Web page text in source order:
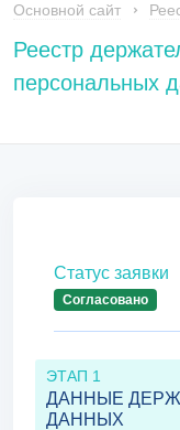
Основной сайт
Реестр
персональных
Статус заявки
Согласовано
ЭТАП 1
ДАННЫЕ
ДАННЫХ